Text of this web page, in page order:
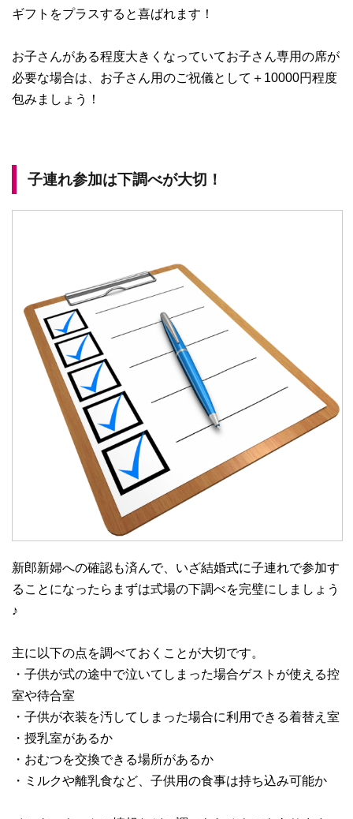
ギフトをプラスすると喜ばれます！
お子さんがある程度大きくなっていてお子さん専用の席が
必要な場合は、お子さん用のご祝儀として＋10000円程度
包みましょう！
子連れ参加は下調べが大切！
新郎新婦への確認も済んで、いざ結婚式に子連れで参加す
ることになったらまずは式場の下調べを完璧にしましょう
♪
主に以下の点を調べておくことが大切です。
・子供が式の途中で泣いてしまった場合ゲストが使える控
室や待合室
・子供が衣装を汚してしまった場合に利用できる着替え室
・授乳室があるか
・おむつを交換できる場所があるか
・ミルクや離乳食など、子供用の食事は持ち込み可能か